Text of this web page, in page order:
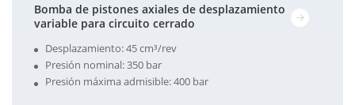
Bomba de pistones axiales de desplazamiento
variable para circuito cerrado
Desplazamiento: 45 cm³/rev
Presión nominal: 350 bar
Presión máxima admisible: 400 bar